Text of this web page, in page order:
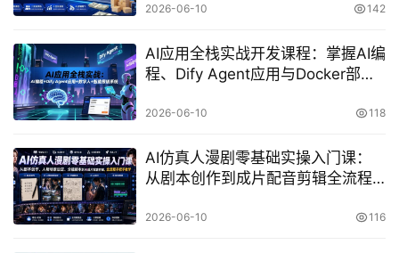
2026-06-10 142
AI应用全栈实战开发课程：掌握AI编
程、Dify Agent应用与Docker部署
2026-06-10 118
AI仿真人漫剧零基础实操入门课：
从剧本创作到成片配音剪辑全流程
2026-06-10 116